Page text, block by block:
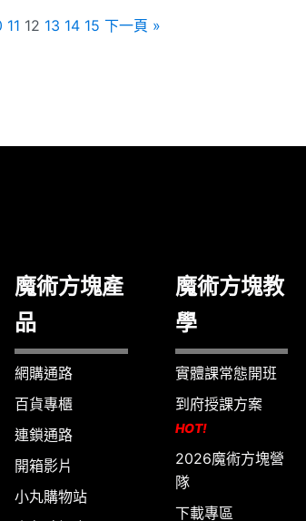
11 12 13 14 15 下一頁 »
魔術方塊產
品
網購通路
百貨專櫃
連鎖通路
開箱影片
小丸購物站
魔術方塊教
學
實體課常態開班
到府授課方案
HOT!
2026魔術方塊營
隊
下載專區